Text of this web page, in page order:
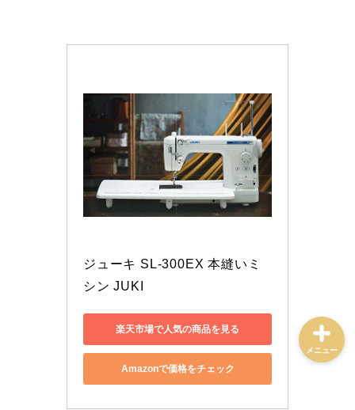
ジューキ SL-300EX 本縫いミ
シン JUKI
楽天市場で人気の商品を見る
Amazonで価格をチェック
メニュー
ミシン選び方・おすすめ
トラブル解決・メンテナ
ンス
ミシンの使い方・道具